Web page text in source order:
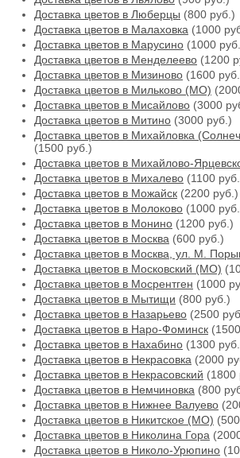
Доставка цветов в Люберцы (800 руб.)
Доставка цветов в Малаховка (1000
Доставка цветов в Марусино (1000
Доставка цветов в Менделеево (1200
Доставка цветов в Мизиново (1600
Доставка цветов в Мильково (МО)
Доставка цветов в Мисайлово (3000
Доставка цветов в Митино (3000 руб.)
Доставка цветов в Михайловка
(1500 руб.)
Доставка цветов в Михайлово-
Доставка цветов в Михалево (1100
Доставка цветов в Можайск (2200 руб.)
Доставка цветов в Молоково (1000
Доставка цветов в Монино (1200 руб.)
Доставка цветов в Москва (600 руб.)
Доставка цветов в Москва, ул. М.
Доставка цветов в Московский (МО)
Доставка цветов в Мосрентген (1000
Доставка цветов в Мытищи (800 руб.)
Доставка цветов в Назарьево (2500
Доставка цветов в Наро-Фоминск
Доставка цветов в Нахабино (1300
Доставка цветов в Некрасовка (2000
Доставка цветов в Некрасовский (1800
Доставка цветов в Немчиновка (800
Доставка цветов в Нижнее Валуево
Доставка цветов в Никитское (МО)
Доставка цветов в Николина Гора
Доставка цветов в Николо-Урюпино